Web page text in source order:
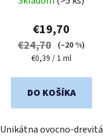
hodnotenie
produktu
je
5,0
5
€19,70
€24,70
(–20 %)
Jednotková
€0,39 / 1 ml
DO KOŠÍKA
Unikátna ovocno-drevitá